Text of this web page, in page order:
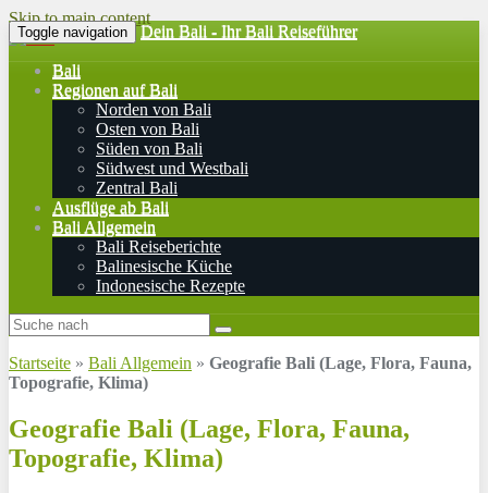
Skip to main content
Toggle navigation Dein Bali - Ihr Bali Reiseführer
Bali
Regionen auf Bali
Norden von Bali
Osten von Bali
Süden von Bali
Südwest und Westbali
Zentral Bali
Ausflüge ab Bali
Bali Allgemein
Bali Reiseberichte
Balinesische Küche
Indonesische Rezepte
Startseite » Bali Allgemein » Geografie Bali (Lage, Flora, Fauna,
Topografie, Klima)
Geografie Bali (Lage, Flora, Fauna,
Topografie, Klima)